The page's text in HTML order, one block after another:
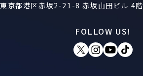
お問い合わせ
STORE
東京都港区赤坂2-21-8 赤坂山田ビル 4階
FOLLOW US!